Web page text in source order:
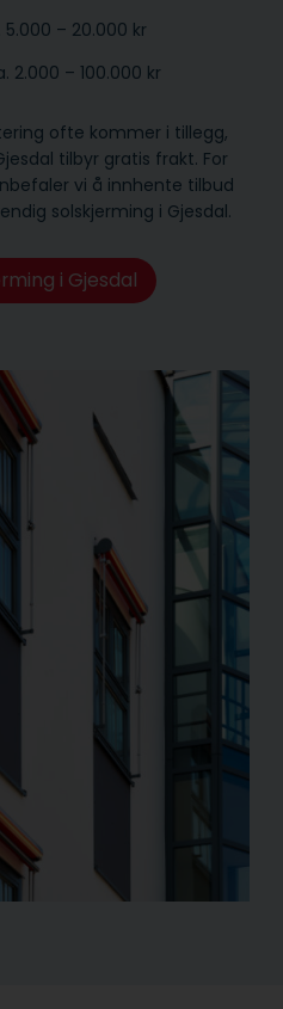
5.000 – 20.000 kr
2.000 – 100.000 kr
ofte kommer i tillegg,
tilbyr gratis frakt. For
vi å innhente tilbud
solskjerming i Gjesdal.
i Gjesdal